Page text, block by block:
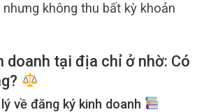
không thu bất kỳ khoản
doanh tại địa chỉ ở nhờ: Có
về đăng ký kinh doanh